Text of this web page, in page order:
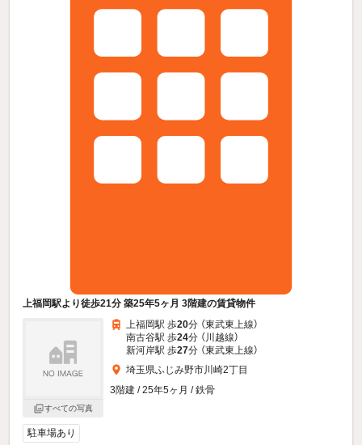
上福岡駅より徒歩21分 築25年5ヶ月 3階建の賃貸物件
すべての写真
上福岡駅 歩20分 （東武東上線）
南古谷駅 歩24分 （川越線）
新河岸駅 歩27分 （東武東上線）
埼玉県ふじみ野市川崎2丁目
3階建 / 25年5ヶ月 / 鉄骨
駐車場あり